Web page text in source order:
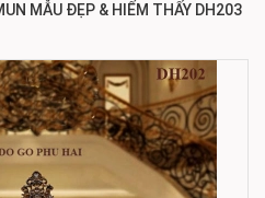
MẪU ĐẸP & HIẾM THẤY DH203